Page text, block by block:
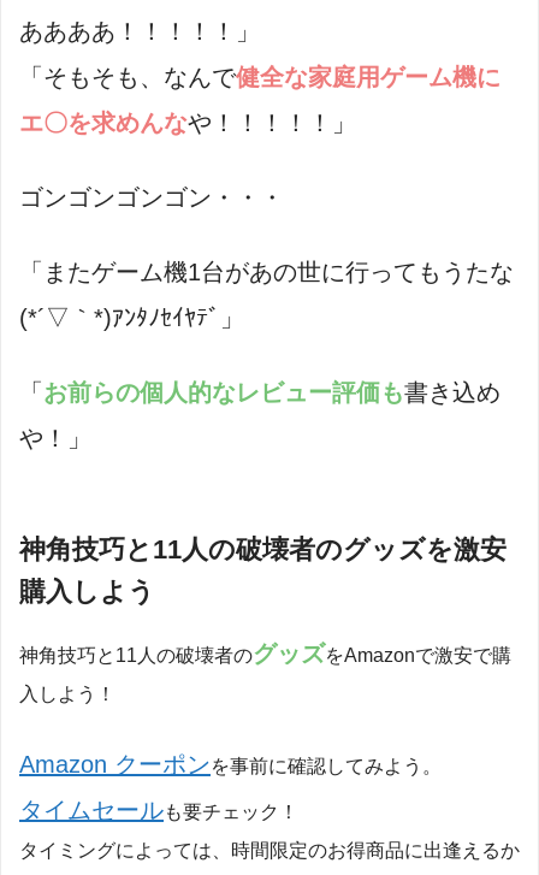
ああああ！！！！！」
「そもそも、なんで健全な家庭用ゲーム機に
エ〇を求めんなや！！！！！」
ゴンゴンゴンゴン・・・
「またゲーム機1台があの世に行ってもうたな
(*´▽｀*)ｱﾝﾀﾉｾｲﾔﾃﾞ」
「 お前らの個人的なレビュー評価も書き込め
や！」
神角技巧と11人の破壊者のグッズを激安
購入しよう
神角技巧と11人の破壊者のグッズをAmazonで激安で購
入しよう！
Amazon クーポンを事前に確認してみよう。
タイムセールも要チェック！
タイミングによっては、時間限定のお得商品に出逢えるか